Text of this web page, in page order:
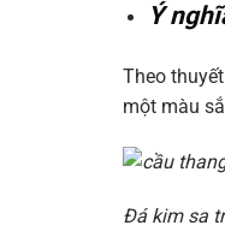
Ý
Theo
một màu
Đá kim sa